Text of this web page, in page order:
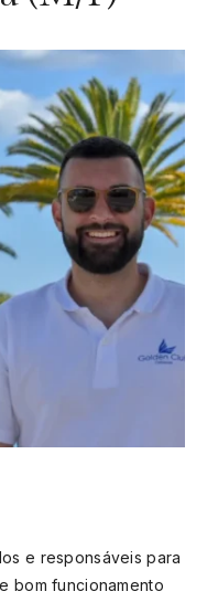
e responsáveis para
bom funcionamento